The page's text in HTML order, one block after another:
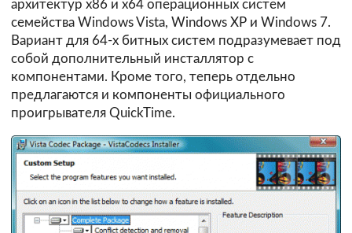
архитектур x86 и x64 операционных систем
семейства Windows Vista, Windows XP и Windows 7.
Вариант для 64-х битных систем подразумевает под
собой дополнительный инсталлятор с
компонентами. Кроме того, теперь отдельно
предлагаются и компоненты официального
проигрывателя QuickTime.